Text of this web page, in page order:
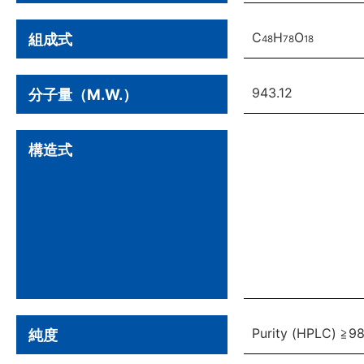
組成式 C48H78O18
分子量（M.W.） 943.12
構造式
純度 Purity (HPLC)